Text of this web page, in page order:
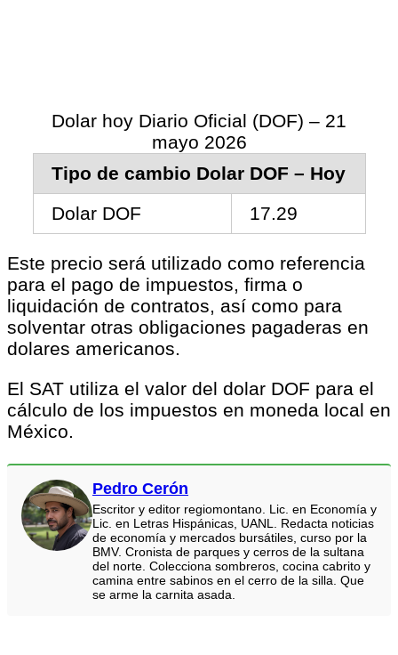
Dolar hoy Diario Oficial (DOF) – 21
mayo 2026
Tipo de cambio Dolar DOF – Hoy
Dolar DOF
17.29
Este precio será utilizado como referencia
para el pago de impuestos, firma o
liquidación de contratos, así como para
solventar otras obligaciones pagaderas en
dolares americanos.
El SAT utiliza el valor del dolar DOF para el
cálculo de los impuestos en moneda local en
México.
Pedro Cerón
Escritor y editor regiomontano. Lic. en Economía y
Lic. en Letras Hispánicas, UANL. Redacta noticias
de economía y mercados bursátiles, curso por la
BMV. Cronista de parques y cerros de la sultana
del norte. Colecciona sombreros, cocina cabrito y
camina entre sabinos en el cerro de la silla. Que
se arme la carnita asada.